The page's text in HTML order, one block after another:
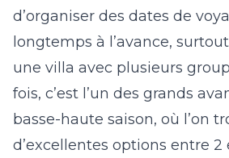
d’organiser des dates de
longtemps à l’avance,
une villa avec plusieurs
fois, c’est l’un des grands
basse-haute saison, où l’on
d’excellentes options entre